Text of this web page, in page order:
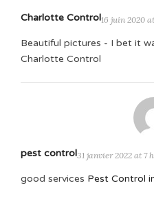
Charlotte Control16 juin 2020
Beautiful pictures - I bet it
Charlotte Control
pest control31 janvier 2022 at 7
good services Pest Control